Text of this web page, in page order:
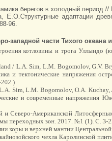
берегов в холодный период //
адаптации
96.
западной части Тихого океана
котловины и трога
/ L.A. Sim, L.M. Bogomolov, G.V.
и тектонические напряжения
Sim, L.M. Bogomolov, O.A.
и современные
и Северо-Американской
переходных зон. 2017. №1 (1). С. 3-
коры и верхней мантии
чехла Каролинской